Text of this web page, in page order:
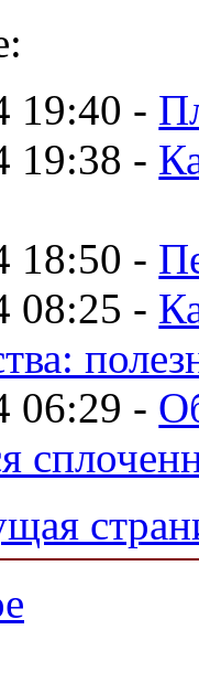
19:40 -
19:38 -
18:50 -
08:25 -
06:29 -